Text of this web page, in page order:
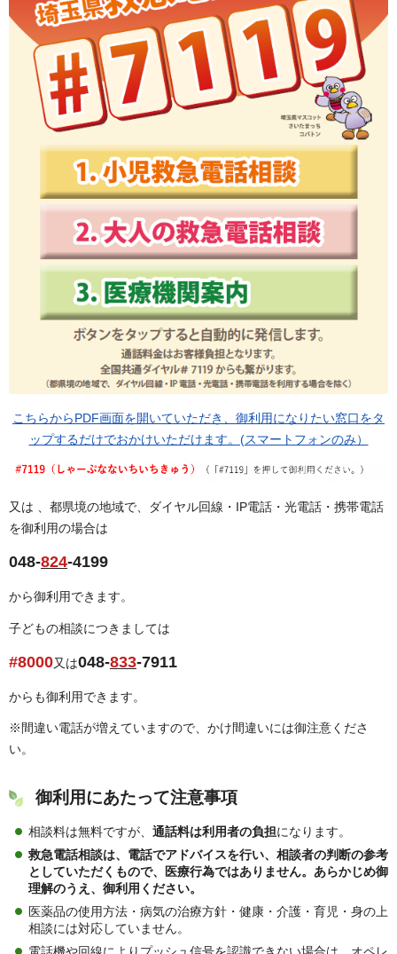
こちらからPDF画面を開いていただき、御利用になりたい窓口をタ
ップするだけでおかけいただけます。(スマートフォンのみ）
又は 、都県境の地域で、ダイヤル回線・IP電話・光電話・携帯電話
を御利用の場合は
048-824-4199
から御利用できます。
子どもの相談につきましては
#8000又は048-833-7911
からも御利用できます。
※間違い電話が増えていますので、かけ間違いには御注意くださ
い。
御利用にあたって注意事項
相談料は無料ですが、 通話料は利用者の負担になります。
救急電話相談は、電話でアドバイスを行い、相談者の判断の参考
としていただくもので、医療行為ではありません。あらかじめ御
理解のうえ、御利用ください。
医薬品の使用方法・病気の治療方針・健康・介護・育児・身の上
相談には対応していません。